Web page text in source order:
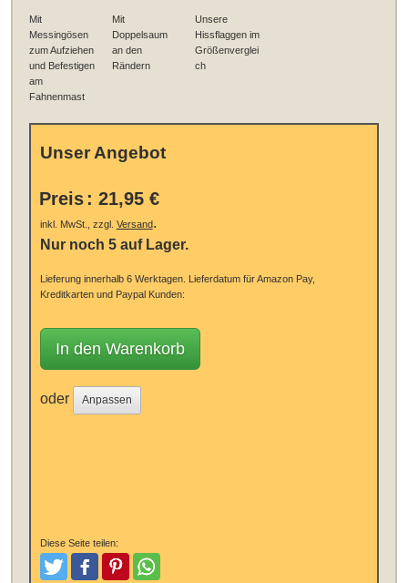
Mit
Messingösen
zum Aufziehen
und Befestigen
am
Fahnenmast
Mit
Doppelsaum
an den
Rändern
Unsere
Hissflaggen im
Größenverglei
ch
Unser Angebot
Preis : 21,95 €
inkl. MwSt., zzgl. Versand.
Nur noch 5 auf Lager.
Lieferung innerhalb 6 Werktagen.
Lieferdatum für Amazon Pay,
Kreditkarten und Paypal Kunden:
In den Warenkorb
oder Anpassen
Diese Seite teilen:
TweetenPostenPinterestTeilen